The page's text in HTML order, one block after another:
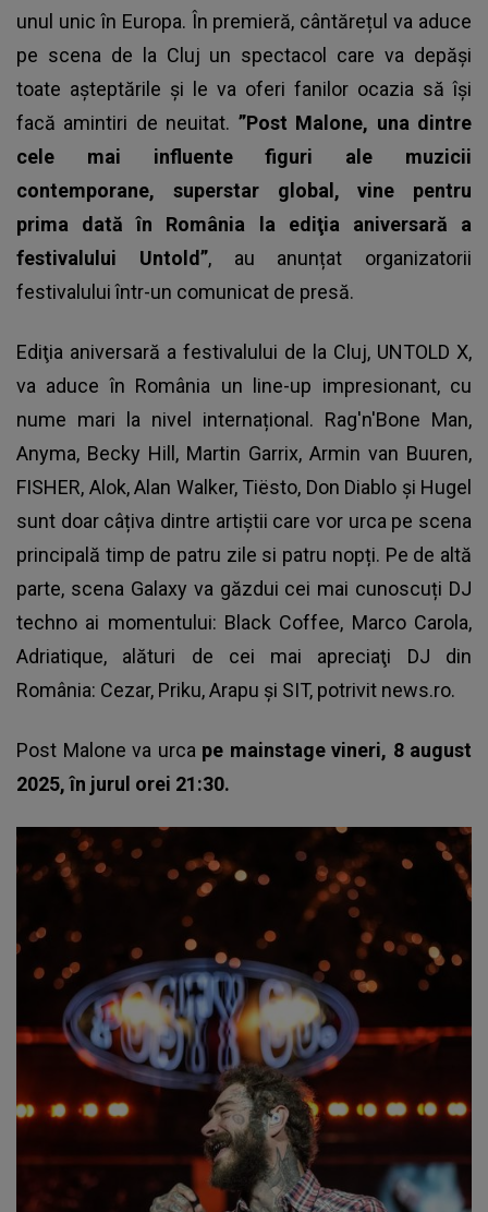
unul unic în Europa. În premieră, cântărețul va aduce
pe scena de la Cluj un spectacol care va depăși
toate așteptările și le va oferi fanilor ocazia să își
facă amintiri de neuitat. ”Post Malone, una dintre
cele mai influente figuri ale muzicii
contemporane, superstar global, vine pentru
prima dată în România la ediţia aniversară a
festivalului Untold”, au anunțat organizatorii
festivalului într-un comunicat de presă.
Ediţia aniversară a festivalului de la Cluj, UNTOLD X,
va aduce în România un line-up impresionant, cu
nume mari la nivel internațional. Rag'n'Bone Man,
Anyma, Becky Hill, Martin Garrix, Armin van Buuren,
FISHER, Alok, Alan Walker, Tiësto, Don Diablo şi Hugel
sunt doar câțiva dintre artiștii care vor urca pe scena
principală timp de patru zile si patru nopți. Pe de altă
parte, scena Galaxy va găzdui cei mai cunoscuți DJ
techno ai momentului: Black Coffee, Marco Carola,
Adriatique, alături de cei mai apreciaţi DJ din
România: Cezar, Priku, Arapu şi SIT, potrivit news.ro.
Post Malone va urca pe mainstage vineri, 8 august
2025, în jurul orei 21:30.